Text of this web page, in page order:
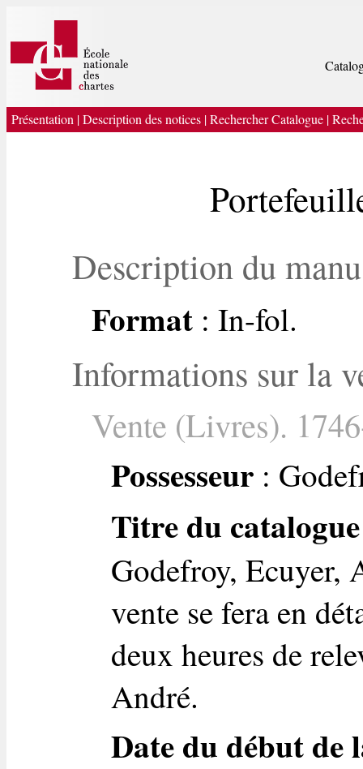
Présentation |Description des notices |Rechercher Catalogue |
Description du
Format: In-fol.
Informations sur la
Vente (Livres).
Possesseur :
Titre du catalogue
Godefroy, Ecuyer,
vente se fera en
deux heures de
André.
Date du début de